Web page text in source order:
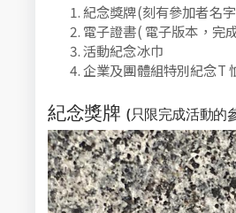
紀念獎牌(刻有參加者名字
電子證書( 電子版本，完
活動紀念冰巾
企業及團體組特別紀念T
紀念獎牌 (只限完成活動的